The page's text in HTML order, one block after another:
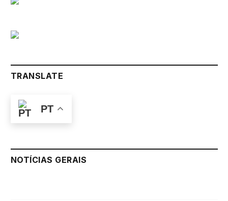
TRANSLATE
PT
NOTÍCIAS GERAIS